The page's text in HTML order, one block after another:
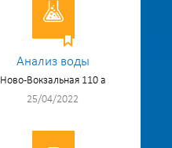
Анализ воды
Ново-Вокзальная 110 а
25/04/2022